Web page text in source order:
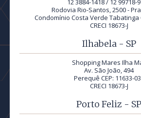
12 3884-1418 / 12 99718-
Rodovia Rio-Santos, 2500 -
Condomínio Costa Verde Tabatinga
CRECI 18673-J
Ilhabela - SP
Shopping Mares Ilha
Av. São João, 494
Perequê CEP: 11633-
CRECI 18673-J
Porto Feliz - SP